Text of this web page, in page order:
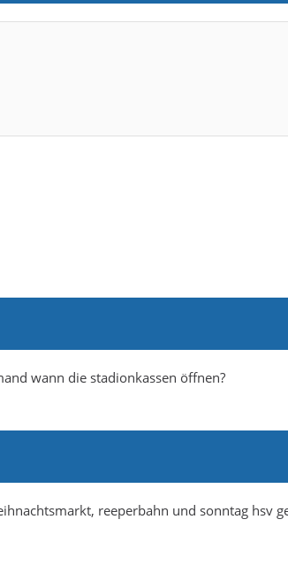
wann die stadionkassen öffnen?
reeperbahn und sonntag hsv